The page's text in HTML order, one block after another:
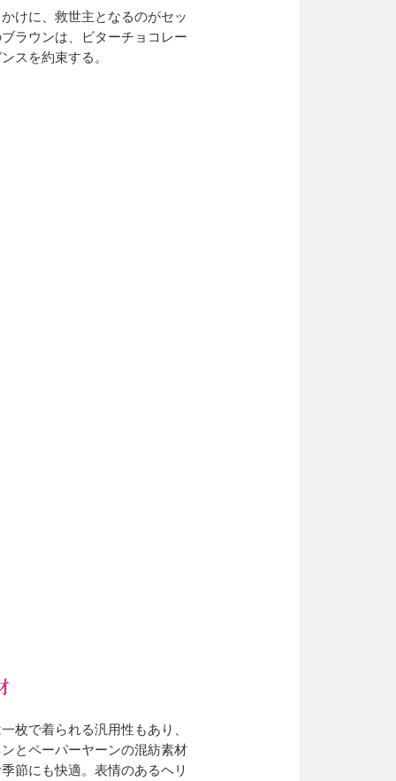
けに、救世主となるのがセッ
ラウンは、ビターチョコレー
スを約束する。
枚で着られる汎用性もあり、
とペーパーヤーンの混紡素材
節にも快適。表情のあるヘリ